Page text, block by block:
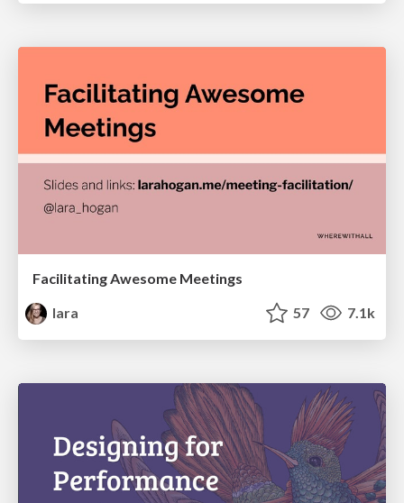
Facilitating Awesome Meetings
lara
57 7.1k